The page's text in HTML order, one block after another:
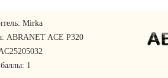
Mirka
ABRANET ACE P320
1